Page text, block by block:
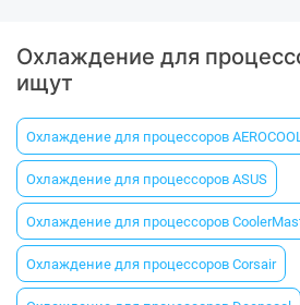
Охлаждение для
ищут
Охлаждение для процессоров AEROCOOL
Охлаждение для процессоров ASUS
Охлаждение для процессоров
Охлаждение для процессоров Corsair